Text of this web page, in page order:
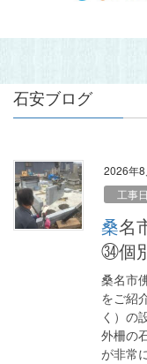
石安ブログ
2026年8
工事
桑名市佛眼院 永代供養墓工事
㉞個
桑名市
をご紹
く）の
外柵の
が非常